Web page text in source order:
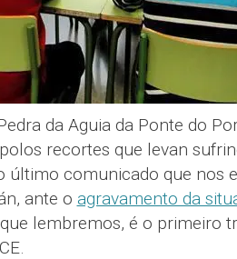
da Aguia da Ponte do
recortes que levan
último comunicado que nos
ante o agravamento da
lembremos, é o primeiro